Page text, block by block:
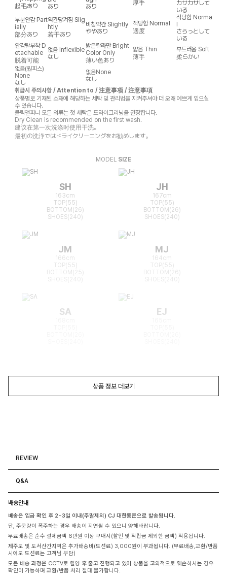
起毛あり
あり
あり
厚手
カサカサして
いる
부분안감 Part
ially
部分あり
약간당겨짐 Slig
htly
若干あり
비침약간 Slightly
ややあり
적당함 Normal
適度
적당함 Norma
さらっとして
いる
안감탈부착 D
etachable
脱着可能
없음 Inflexible
なし
밝은칼라만 Bright
Color Only
薄い色あり
얇음 Thin
薄手
부드러움 Soft
柔らかい
없음(원피스)
None
なし
없음None
なし
취급시 주의사항 / Attention to / 注意事项 / 注意事項
상품별로 기재된 소재에 해당하는 세탁 및 관리법을 지켜주셔야 더 오래 예쁘게 입으실
수 있습니다.
클릭앤퍼니 모든 의류는 첫 세탁은 드라이크리닝을 권장합니다.
Dry Clean is recommended on the first wash.
建议在第一次洗涤时使用干洗。
最初の洗浄ではドライクリーニングをお勧めします。
MODEL SIZE
SH
163cm
TOP(55)
BOTTOM(26)
SHOES(240)
JH
167cm
TOP(55)
BOTTOM(26)
SHOES(240)
JM
166cm
TOP(55)
BOTTOM(25)
MJ
164cm
TOP(55)
BOTTOM(26)
SA EJ
상품 정보 더보기
REVIEW
Q&A
배송안내
배송은 입금 확인 후 2~3일 이내(주말제외) CJ 대한통운으로 발송됩니다.
단, 주문량이 폭주하는 경우 배송이 지연될 수 있으니 양해바랍니다.
무료배송은 순수 결제금액 6만원 이상 구매시(할인 및 적립금 제외한 금액) 적용됩니다.
제주도 및 도서산간지역은 추가배송비(도선료) 3,000원이 부과됩니다. (무료배송,교환/반품
시에도 도선료는 고객님 부담)
모든 배송 과정은 CCTV로 촬영 후 출고 진행되고 있어 상품을 고의적으로 훼손하시는 경우
확인이 가능하며 교환/반품 처리 절대 불가합니다.